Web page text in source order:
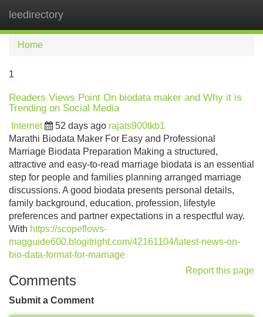
leedirectory
Home
1
Readers Views Point On biodata maker and Why it is
Trending on Social Media
Internet 52 days ago rajats900tkb1
Marathi Biodata Maker For Easy and Professional
Marriage Biodata Preparation Making a structured,
attractive and easy-to-read marriage biodata is an essential
step for people and families planning arranged marriage
discussions. A good biodata presents personal details,
family background, education, profession, lifestyle
preferences and partner expectations in a respectful way.
With https://scopeflows-
magguide600.blogitright.com/42161104/latest-news-on-
bio-data-format-for-marriage
Report this page
Comments
Submit a Comment